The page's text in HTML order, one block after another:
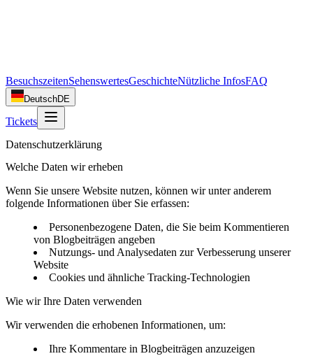
BesuchszeitenSehenswertesGeschichteNützliche InfosFAQ
DeutschDE
Tickets
Datenschutzerklärung
Welche Daten wir erheben
Wenn Sie unsere Website nutzen, können wir unter anderem
folgende Informationen über Sie erfassen:
Personenbezogene Daten, die Sie beim Kommentieren
von Blogbeiträgen angeben
Nutzungs- und Analysedaten zur Verbesserung unserer
Website
Cookies und ähnliche Tracking-Technologien
Wie wir Ihre Daten verwenden
Wir verwenden die erhobenen Informationen, um:
Ihre Kommentare in Blogbeiträgen anzuzeigen